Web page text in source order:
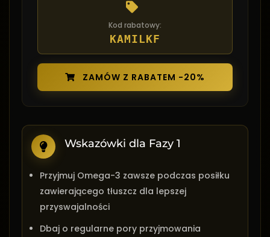
Kod rabatowy:
KAMILKF
ZAMÓW Z RABATEM -20%
Wskazówki dla Fazy 1
Przyjmuj Omega-3 zawsze podczas posiłku
zawierającego tłuszcz dla lepszej
przyswajalności
Dbaj o regularne pory przyjmowania